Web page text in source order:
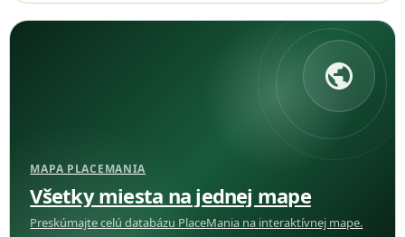
public
MAPA PLACEMANIA
Všetky miesta na jednej mape
Preskúmajte celú databázu PlaceMania na interaktívnej mape.